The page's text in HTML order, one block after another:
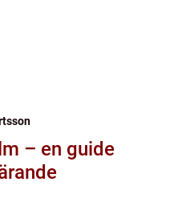
– en guide